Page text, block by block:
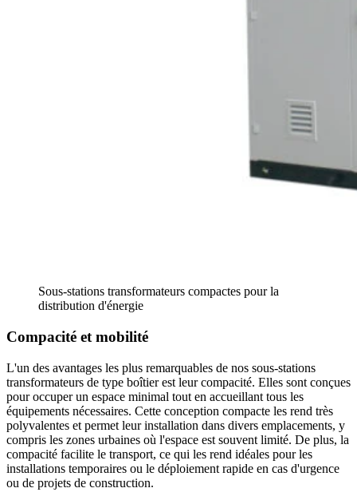
Sous-stations transformateurs compactes pour la
distribution d'énergie
Compacité et mobilité
L'un des avantages les plus remarquables de nos sous-stations
transformateurs de type boîtier est leur compacité. Elles sont conçues
pour occuper un espace minimal tout en accueillant tous les
équipements nécessaires. Cette conception compacte les rend très
polyvalentes et permet leur installation dans divers emplacements, y
compris les zones urbaines où l'espace est souvent limité. De plus, la
compacité facilite le transport, ce qui les rend idéales pour les
installations temporaires ou le déploiement rapide en cas d'urgence
ou de projets de construction.